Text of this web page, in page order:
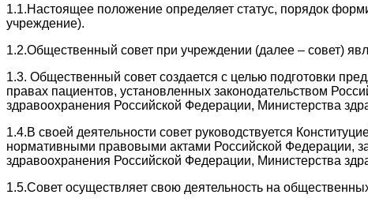
1.1.Настоящее положение определяет статус, порядок
учреждение).
1.2.Общественный совет при учреждении (далее – совет)
1.3. Общественный совет создается с целью подготовки
правах пациентов, установленных законодательством
здравоохранения Российской Федерации, Министерства
1.4.В своей деятельности совет руководствуется
нормативными правовыми актами Российской Федерации,
здравоохранения Российской Федерации, Министерства
1.5.Совет осуществляет свою деятельность на